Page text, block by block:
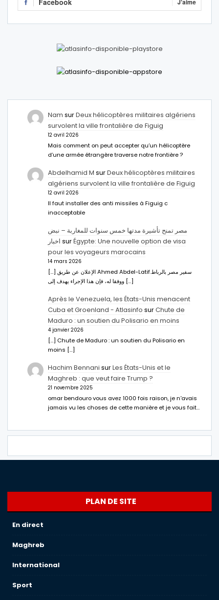
Facebook J'aime
Nam surDeux hélicoptères militaires algériens
survolent la ville frontalière de Figuig
12 avril 2026
Mais comment on peut accepter qu’un hélicoptère
d’une armée étrangère traverse notre frontière ?
Abdelhamid M surDeux hélicoptères militaires
algériens survolent la ville frontalière de Figuig
12 avril 2026
Il faut installer des anti missiles à Figuig c
inacceptable
مصر تمنح تأشيرة مدتها خمس سنوات للمغاربة – نبض
اخبار surÉgypte: Une nouvelle option de visa
pour les voyageurs marocains
14 mars 2026
[…] الإعلان عن طريق Ahmed Abdel-Latifسفير مصر بالرباط.
ووفقا له، فإن هذا الإجراء يهدف إلى […]
Après le Venezuela, les États-Unis menacent
Cuba et Groenland - Atlasinfo surChute de
Maduro : un soutien du Polisario en moins
4 janvier 2026
[…] Chute de Maduro : un soutien du Polisario en
moins […]
Hachim Bennani surLes États-Unis et le
Maghreb : que veut faire Trump ?
21 novembre 2025
omar bendouro vous avez 1000 fois raison, je n'avais
jamais vu les choses de cette manière et je vous fait…
PLAN DE SITE
En direct
Maghreb
International
Sport